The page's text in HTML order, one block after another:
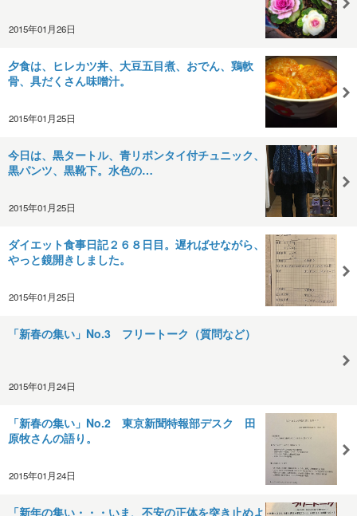
2015年01月26日
夕食は、ヒレカツ丼、大豆五目煮、おでん、鶏軟
骨、具だくさん味噌汁。
2015年01月25日
今日は、黒タートル、青リボンタイ付チュニック、
黒パンツ、黒靴下。水色の…
2015年01月25日
ダイエット食事日記２６８日目。遅ればせながら、
やっと鏡開きしました。
2015年01月25日
「新春の集い」No.3 フリートーク（質問など）
2015年01月24日
「新春の集い」No.2 東京新聞特報部デスク 田
原牧さんの語り。
2015年01月24日
「新年の集い・・・いま、不安の正体を突き止めよ